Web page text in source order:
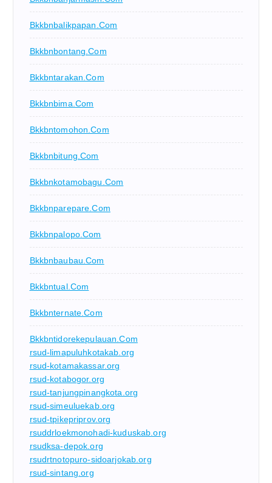
Bkkbnbalikpapan.com
Bkkbnbontang.com
Bkkbntarakan.com
Bkkbnbima.com
Bkkbntomohon.com
Bkkbnbitung.com
Bkkbnkotamobagu.com
Bkkbnparepare.com
Bkkbnpalopo.com
Bkkbnbaubau.com
Bkkbntual.com
Bkkbnternate.com
Bkkbntidorekepulauan.com
rsud-limapuluhkotakab.org
rsud-kotamakassar.org
rsud-kotabogor.org
rsud-tanjungpinangkota.org
rsud-simeuluekab.org
rsud-tpikepriprov.org
rsuddrloekmonohadi-kuduskab.org
rsudksa-depok.org
rsudrtnotopuro-sidoarjokab.org
rsud-sintang.org